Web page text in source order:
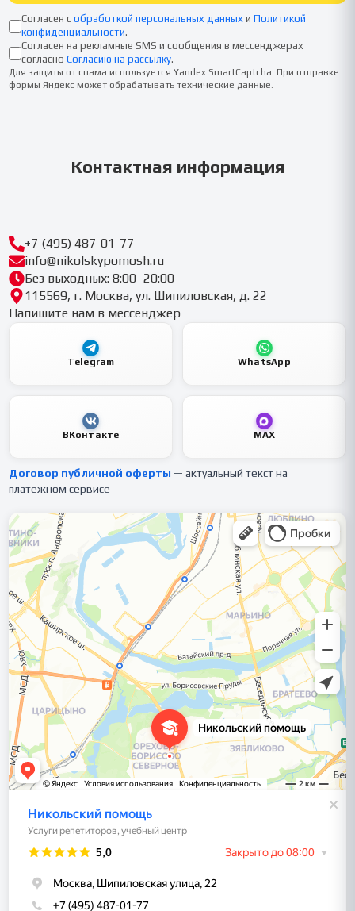
Согласен с обработкой персональных данных и Политикой
конфиденциальности.
Согласен на рекламные SMS и сообщения в мессенджерах
согласно Согласию на рассылку.
Для защиты от спама используется Yandex SmartCaptcha. При отправке
формы Яндекс может обрабатывать технические данные.
Контактная информация
+7 (495) 487-01-77
info@nikolskypomosh.ru
Без выходных: 8:00–20:00
115569, г. Москва, ул. Шипиловская, д. 22
Напишите нам в мессенджер
Telegram WhatsApp
ВКонтакте MAX
Договор публичной оферты — актуальный текст на
платёжном сервисе